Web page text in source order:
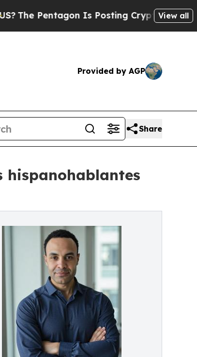
Is Posting Cryptic Biblical Messages on
View all
Provided by AGP
Share
hispanohablantes